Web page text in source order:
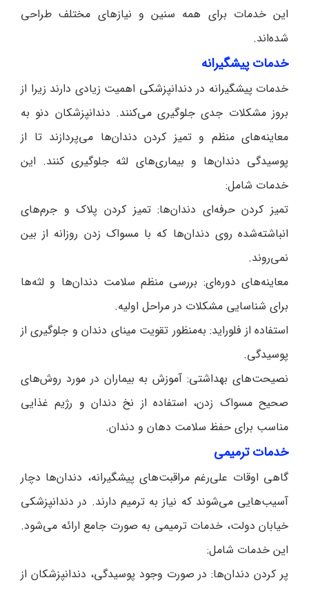
این خدمات برای همه سنین و نیازهای مختلف طراحی
شده‌اند.
خدمات پیشگیرانه
خدمات پیشگیرانه در دندانپزشکی اهمیت زیادی دارند زیرا از
بروز مشکلات جدی جلوگیری می‌کنند. دندانپزشکان دنو به
معاینه‌های منظم و تمیز کردن دندان‌ها می‌پردازند تا از
پوسیدگی دندان‌ها و بیماری‌های لثه جلوگیری کنند. این
خدمات شامل:
تمیز کردن حرفه‌ای دندان‌ها: تمیز کردن پلاک و جرم‌های
انباشته‌شده روی دندان‌ها که با مسواک زدن روزانه از بین
نمی‌روند.
معاینه‌های دوره‌ای: بررسی منظم سلامت دندان‌ها و لثه‌ها
برای شناسایی مشکلات در مراحل اولیه.
استفاده از فلوراید: به‌منظور تقویت مینای دندان و جلوگیری از
پوسیدگی.
نصیحت‌های بهداشتی: آموزش به بیماران در مورد روش‌های
صحیح مسواک زدن، استفاده از نخ دندان و رژیم غذایی
مناسب برای حفظ سلامت دهان و دندان.
خدمات ترمیمی
گاهی اوقات علی‌رغم مراقبت‌های پیشگیرانه، دندان‌ها دچار
آسیب‌هایی می‌شوند که نیاز به ترمیم دارند. در دندانپزشکی
خیابان دولت، خدمات ترمیمی به صورت جامع ارائه می‌شود.
این خدمات شامل:
پر کردن دندان‌ها: در صورت وجود پوسیدگی، دندانپزشکان از